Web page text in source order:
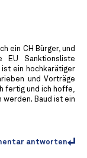
ein CH Bürger, und
EU Sanktionsliste
ein hochkarätiger
und Vorträge
fertig und ich hoffe,
werden. Baud ist ein
antworten